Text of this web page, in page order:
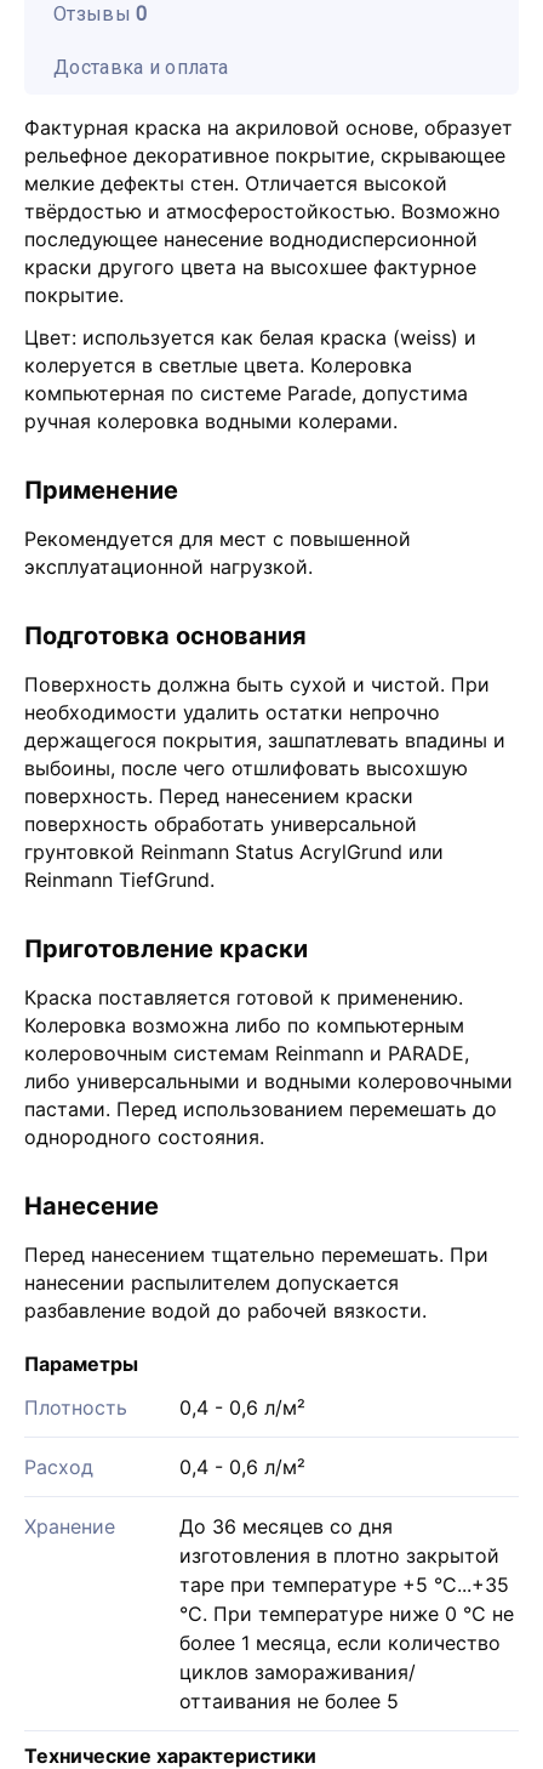
Отзывы0
Доставка и оплата
Фактурная краска на акриловой основе, образует
рельефное декоративное покрытие, скрывающее
мелкие дефекты стен. Отличается высокой
твёрдостью и атмосферостойкостью. Возможно
последующее нанесение воднодисперсионной
краски другого цвета на высохшее фактурное
покрытие.
Цвет: используется как белая краска (weiss) и
колеруется в светлые цвета. Колеровка
компьютерная по системе Parade, допустима
ручная колеровка водными колерами.
Применение
Рекомендуется для мест с повышенной
эксплуатационной нагрузкой.
Подготовка основания
Поверхность должна быть сухой и чистой. При
необходимости удалить остатки непрочно
держащегося покрытия, зашпатлевать впадины и
выбоины, после чего отшлифовать высохшую
поверхность. Перед нанесением краски
поверхность обработать универсальной
грунтовкой Reinmann Status AcrylGrund или
Reinmann TiefGrund.
Приготовление краски
Краска поставляется готовой к применению.
Колеровка возможна либо по компьютерным
колеровочным системам Reinmann и PARADE,
либо универсальными и водными колеровочными
пастами. Перед использованием перемешать до
однородного состояния.
Нанесение
Перед нанесением тщательно перемешать. При
нанесении распылителем допускается
разбавление водой до рабочей вязкости.
Параметры
Плотность
0,4 - 0,6 л/м²
Расход 0,4 - 0,6 л/м²
Хранение
До 36 месяцев со дня
изготовления в плотно закрытой
таре при температуре +5 °С...+35
°С. При температуре ниже 0 °С не
более 1 месяца, если количество
циклов замораживания/
оттаивания не более 5
Технические характеристики